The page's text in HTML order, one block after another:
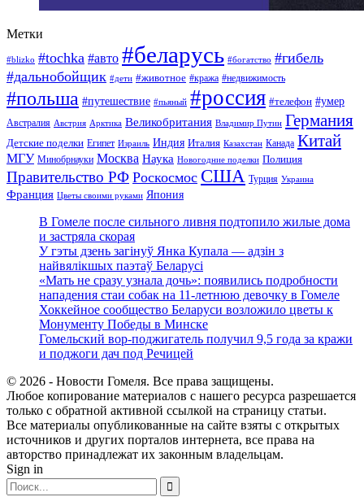
Метки
#blizko #tochka #авто #беларусь #богатство #гибель
#дальнобойщик #дети #животное #кража #недвижимость
#польша #путешествие #пьяный #россия #телефон #умер
Австралия Австрия Арктика Великобритания Владимир Путин Германия
Детские поделки Египет Израиль Индия Италия Казахстан Канада Китай
МГУ Минобрнауки Москва Наука Новогодние поделки Полиция
Правительство РФ Роскосмос США Турция Украина
Франция Цветы своими руками Япония
В Гомеле после сильного ливня подтопило жилые дома
и застряла скорая
У гэты дзень загінуў Янка Купала — адзін з
найвялікшых паэтаў Беларусі
«Мать не сразу узнала дочь»: появились подробности
нападения стаи собак на 11-летнюю девочку в Гомеле
Хоккейное сообщество Беларуси возложило цветы к
Монументу Победы в Минске
Гомельский вор-поджигатель получил 9,5 года за кражи
и поджоги дач под Речицей
© 2026 - Новости Гомеля. Все права защищены.
Любое копирование материалов с нашего ресурса разрешается
только с обратной активной ссылкой на страницу статьи.
Все материалы опубликованные на сайте взяты с открытых
источников и других порталов интернета, все права на
авторство принадлежат их законным владельцам.
Sign in